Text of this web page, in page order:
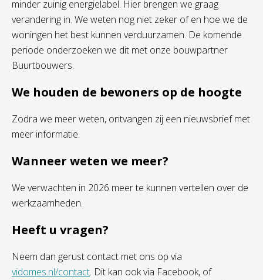
minder zuinig energielabel. Hier brengen we graag
verandering in. We weten nog niet zeker of en hoe we de
woningen het best kunnen verduurzamen. De komende
periode onderzoeken we dit met onze bouwpartner
Buurtbouwers.
We houden de bewoners op de hoogte
Zodra we meer weten, ontvangen zij een nieuwsbrief met
meer informatie.
Wanneer weten we meer?
We verwachten in 2026 meer te kunnen vertellen over de
werkzaamheden.
Heeft u vragen?
Neem dan gerust contact met ons op via
vidomes.nl/contact. Dit kan ook via Facebook, of